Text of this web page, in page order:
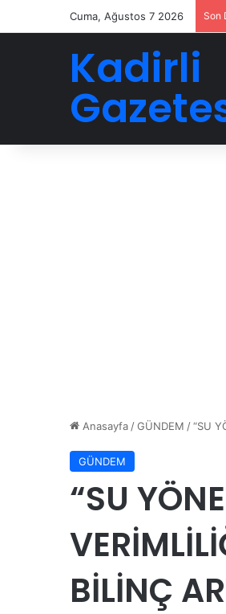
Cuma, Ağustos 7 2026 Son
Kadirli
Anasayfa /GÜNDEM /“SU
GÜNDEM
“SU
BİLİNÇ